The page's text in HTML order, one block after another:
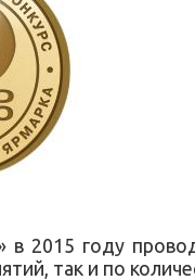
году
так и по